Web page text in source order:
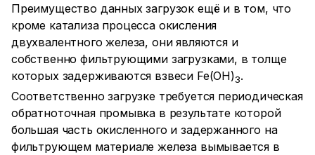
Преимущество данных загрузок ещё и в том, что
кроме катализа процесса окисления
двухвалентного железа, они являются и
собственно фильтрующими загрузками, в толще
которых задерживаются взвеси Fe(OH)3.
Соответственно загрузке требуется периодическая
обратноточная промывка в результате которой
большая часть окисленного и задержанного на
фильтрующем материале железа вымывается в